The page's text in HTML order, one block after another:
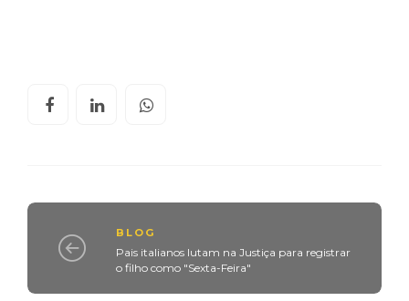
BLOG
Pais italianos lutam na Justiça para registrar
o filho como "Sexta-Feira"